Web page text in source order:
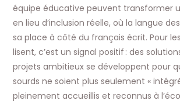
équipe éducative peuvent transformer
en lieu d’inclusion réelle, où la langue
sa place à côté du français écrit. Pour
lisent, c’est un signal positif : des
projets ambitieux se développent pour
sourds ne soient plus seulement «
pleinement accueillis et reconnus à